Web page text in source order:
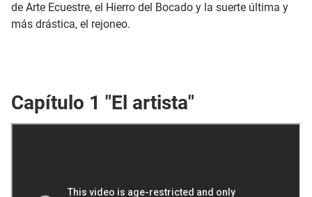
de Arte Ecuestre, el Hierro del Bocado y la suerte última y
más drástica, el rejoneo.
Capítulo 1 "El artista"